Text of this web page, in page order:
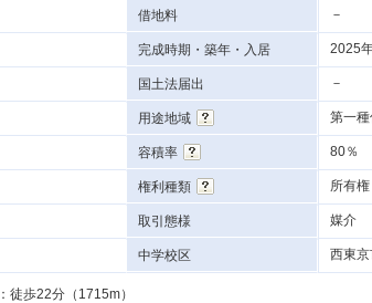
借地料 －
完成時期・築年・入居 2025
国土法届出 －
用途地域 第一
容積率 80％
権利種類 所有権
取引態様 媒介
中学校区 西東京
徒歩22分（1715m）